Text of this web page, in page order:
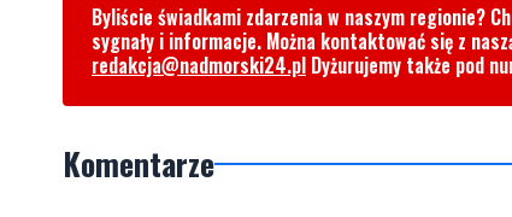
Byliście świadkami zdarzenia w naszym regionie?
sygnały i informacje. Można kontaktować się z
redakcja@nadmorski24.pl Dyżurujemy także pod
Komentarze